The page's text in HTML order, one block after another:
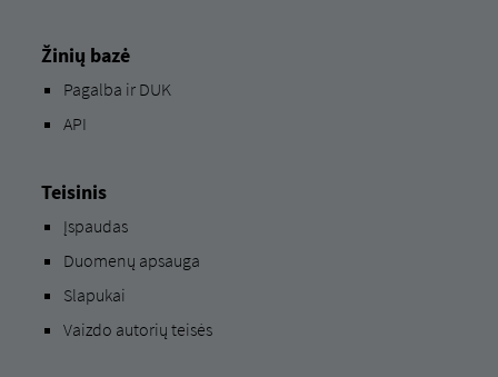
Žinių bazė
Pagalba ir DUK
API
Teisinis
Įspaudas
Duomenų apsauga
Slapukai
Vaizdo autorių teisės